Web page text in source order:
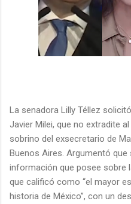
La senadora Lilly Téllez
Javier Milei, que no extradite
sobrino del exsecretario de
Buenos Aires. Argumentó
información que posee sobre
que calificó como “el mayor
historia de México”, con un